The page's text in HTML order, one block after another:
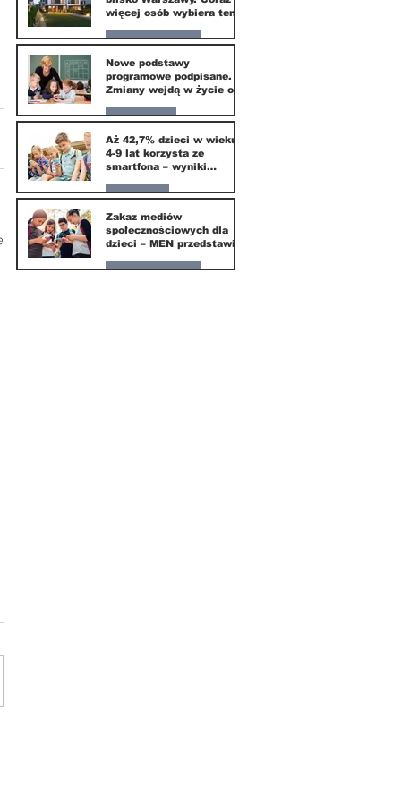
więcej osób wybiera ten
Nasze miasto
20 mar
Nowe podstawy
programowe podpisane.
Zmiany wejdą w życie od
Edukacja
16 mar
Aż 42,7% dzieci w wieku
4-9 lat korzysta ze
smartfona – wyniki
Instytutu Mediów
Parents
1 mar
Zakaz mediów
społecznościowych dla
dzieci – MEN przedstawia
Nasze miasto